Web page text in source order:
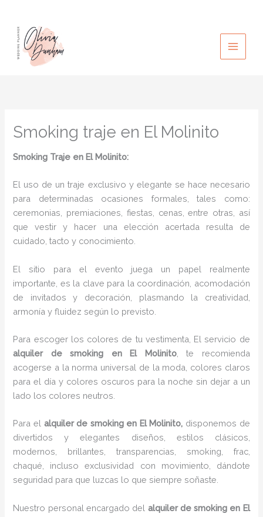
contenido
Smoking traje en El Molinito
Smoking Traje en El Molinito:
El uso de un traje exclusivo y elegante se hace necesario
para determinadas ocasiones formales, tales como:
ceremonias, premiaciones, fiestas, cenas, entre otras, así
que vestir y hacer una elección acertada resulta de
cuidado, tacto y conocimiento.
El sitio para el evento juega un papel realmente
importante, es la clave para la coordinación, acomodación
de invitados y decoración, plasmando la creatividad,
armonía y fluidez según lo previsto.
Para escoger los colores de tu vestimenta, El servicio de
alquiler de smoking en El Molinito, te recomienda
acogerse a la norma universal de la moda, colores claros
para el día y colores oscuros para la noche sin dejar a un
lado los colores neutros.
Para el alquiler de smoking en El Molinito, disponemos de
divertidos y elegantes diseños, estilos clásicos,
modernos, brillantes, transparencias, smoking, frac,
chaqué, incluso exclusividad con movimiento, dándote
seguridad para que luzcas lo que siempre soñaste.
Nuestro personal encargado del alquiler de smoking en El